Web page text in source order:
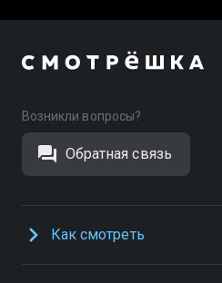
Возникли вопросы?
Обратная связь
Как смотреть